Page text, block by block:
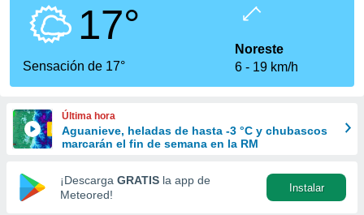
que se
calidad.
a este
las
y
forma
digital
basada
17°
Sensación de 17°
Noreste
6
19 km/h
Última hora
Aguanieve, heladas de hasta -3 °C y chubascos
marcarán el fin de semana en la RM
¡Descarga GRATIS la app de
Meteored!
Instalar